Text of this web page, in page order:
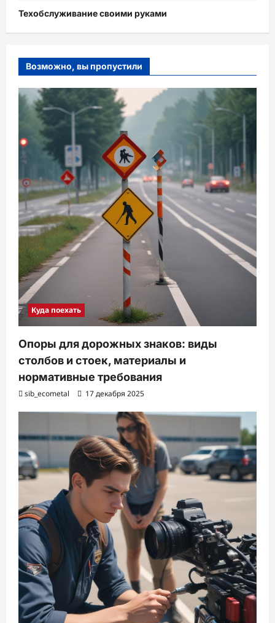
Техобслуживание своими руками
Возможно, вы пропустили
Куда поехать
Опоры для дорожных знаков: виды
столбов и стоек, материалы и
нормативные требования
sib_ecometal 17 декабря 2025